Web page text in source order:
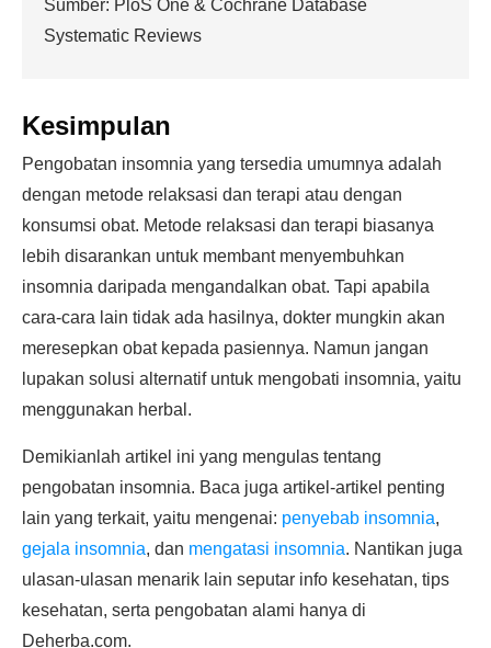
Sumber: PloS One & Cochrane Database
Systematic Reviews
Kesimpulan
Pengobatan insomnia yang tersedia umumnya adalah
dengan metode relaksasi dan terapi atau dengan
konsumsi obat. Metode relaksasi dan terapi biasanya
lebih disarankan untuk membant menyembuhkan
insomnia daripada mengandalkan obat. Tapi apabila
cara-cara lain tidak ada hasilnya, dokter mungkin akan
meresepkan obat kepada pasiennya. Namun jangan
lupakan solusi alternatif untuk mengobati insomnia, yaitu
menggunakan herbal.
Demikianlah artikel ini yang mengulas tentang
pengobatan insomnia. Baca juga artikel-artikel penting
lain yang terkait, yaitu mengenai: penyebab insomnia,
gejala insomnia, dan mengatasi insomnia. Nantikan juga
ulasan-ulasan menarik lain seputar info kesehatan, tips
kesehatan, serta pengobatan alami hanya di
Deherba.com.